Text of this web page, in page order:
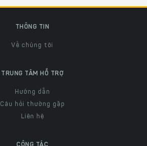
THÔNG TIN
Về chúng tôi
TRUNG TÂM HỖ TRỢ
Hướng dẫn
Câu hỏi thường gặp
Liên hệ